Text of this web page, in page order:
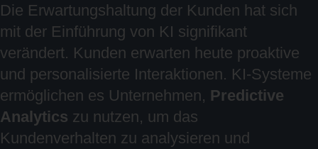
Die Erwartungshaltung der Kunden hat sich
mit der Einführung von KI signifikant
verändert. Kunden erwarten heute proaktive
und personalisierte Interaktionen. KI-Systeme
ermöglichen es Unternehmen, Predictive
Analytics zu nutzen, um das
Kundenverhalten zu analysieren und